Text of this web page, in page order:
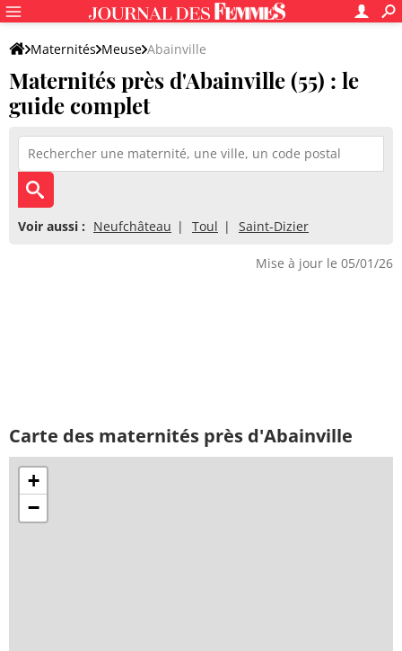
Maternités Meuse Abainville
Maternités près d'Abainville (55) : le
guide complet
Voir aussi : Neufchâteau Toul Saint-Dizier
Mise à jour le 05/01/26
Carte des maternités près d'Abainville
+
−